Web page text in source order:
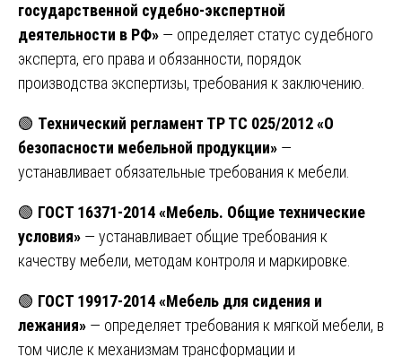
государственной судебно-экспертной
деятельности в РФ» — определяет статус судебного
эксперта, его права и обязанности, порядок
производства экспертизы, требования к заключению.
🟢 Технический регламент ТР ТС 025/2012 «О
безопасности мебельной продукции» —
устанавливает обязательные требования к мебели.
🟢 ГОСТ 16371-2014 «Мебель. Общие технические
условия» — устанавливает общие требования к
качеству мебели, методам контроля и маркировке.
🟢 ГОСТ 19917-2014 «Мебель для сидения и
лежания» — определяет требования к мягкой мебели, в
том числе к механизмам трансформации и